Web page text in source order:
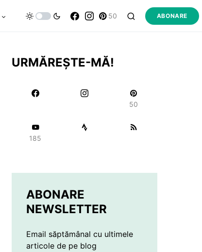
50 ABONARE
URMĂREȘTE-MĂ!
50
185
ABONARE
NEWSLETTER
Email săptămânal cu ultimele
articole de pe blog